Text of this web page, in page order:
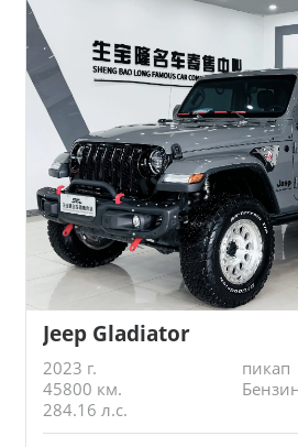
Jeep Gladiator
2023 г.
пикап
45800 км.
284.16 л.с.